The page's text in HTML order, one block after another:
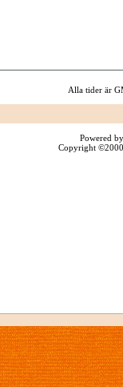
Alla tider är
Powered
Copyright